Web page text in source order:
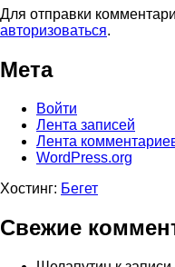
Для отправки
авторизоваться.
Мета
Войти
Лента записей
Лента
WordPress.org
Хостинг: Бегет
Свежие